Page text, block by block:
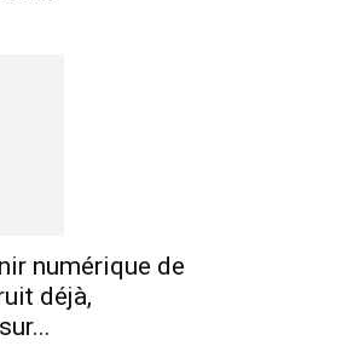
numérique de
déjà,